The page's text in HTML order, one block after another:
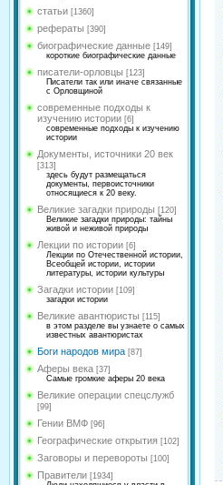
статьи [1360]
рефераты [390]
биографические данные [149]
короткие биографические данные
писатели-орловцы [123]
Писатели так или иначе связанные
с Орловщиной
современные подходы к
изучению истории [6]
современные подходы к изучению
истории
Документы, источники 20 век
[313]
здесь будут размещаться
документы, первоисточники
относящиеся к 20 веку.
Великие загадки природы [120]
Великие загадки природы: тайны
живой и неживой природы
Лекции по истории [6]
Лекции по Отечественной истории,
Всеобщей истории, истории
литературы, истории культуры
Загадки истории [109]
загадки истории
Великие авантюристы [115]
в этом разделе вы узнаете о самых
известных авантюристах
Боги народов мира [87]
Аферы века [37]
Самые громкие аферы 20 века
Великие операции спецслужб
[99]
Гении ВМФ [96]
Географические открытия [102]
Заговоры и перевороты [100]
Правители [1934]